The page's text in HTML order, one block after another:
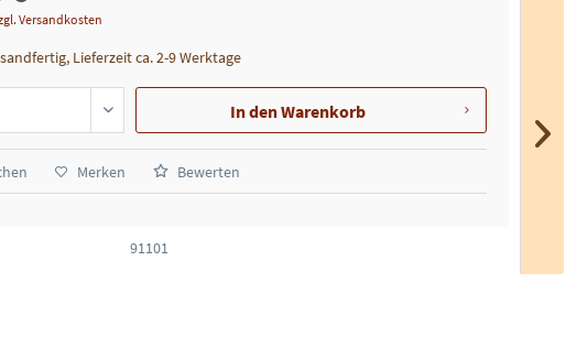
Versandkosten
Lieferzeit ca. 2-9 Werktage
In denWarenkorb
Merken Bewerten
91101